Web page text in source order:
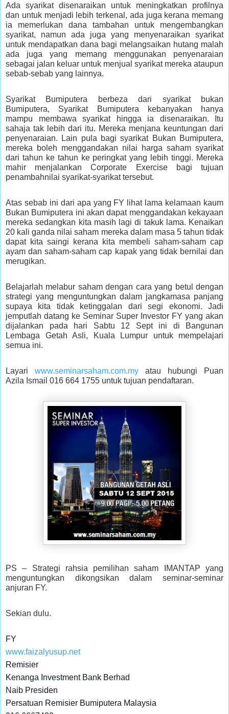
Ada syarikat disenaraikan untuk meningkatkan profilnya
dan untuk menjadi lebih terkenal, ada juga kerana memang
ia memerlukan dana tambahan untuk mengembangkan
syarikat, namun ada juga yang menyenaraikan syarikat
untuk mendapatkan dana bagi melangsaikan hutang malah
ada juga yang memang menggunakan penyenaraian
sebagai jalan keluar untuk menjual syarikat mereka ataupun
sebab-sebab yang lainnya.
Syarikat Bumiputera berbeza dari syarikat bukan
Bumiputera, Syarikat Bumiputera kebanyakan hanya
mampu membawa syarikat hingga ia disenaraikan. Itu
sahaja tak lebih dari itu. Mereka menjana keuntungan dari
penyenaraian. Lain pula bagi syarikat Bukan Bumiputera,
mereka boleh menggandakan nilai harga saham syarikat
dari tahun ke tahun ke peringkat yang lebih tinggi. Mereka
mahir menjalankan Corporate Exercise bagi tujuan
penambahnilai syarikat-syarikat tersebut.
Atas sebab ini dari apa yang FY lihat lama kelamaan kaum
Bukan Bumiputera ini akan dapat menggandakan kekayaan
mereka sedangkan kita masih lagi di takuk lama. Kenaikan
20 kali ganda nilai saham mereka dalam masa 5 tahun tidak
dapat kita saingi kerana kita membeli saham-saham cap
ayam dan saham-saham cap kapak yang tidak bernilai dan
merugikan.
Belajarlah melabur saham dengan cara yang betul dengan
strategi yang menguntungkan dalam jangkamasa panjang
supaya kita tidak ketinggalan dari segi ekonomi. Jadi
jemputlah datang ke Seminar Super Investor FY yang akan
dijalankan pada hari Sabtu 12 Sept ini di Bangunan
Lembaga Getah Asli, Kuala Lumpur untuk mempelajari
semua ini.
Layari www.seminarsaham.com.my atau hubungi Puan
Azila Ismail 016 664 1755 untuk tujuan pendaftaran.
PS – Strategi rahsia pemilihan saham IMANTAP yang
menguntungkan dikongsikan dalam seminar-seminar
anjuran FY.
Sekian dulu.
FY
www.faizalyusup.net
Remisier
Kenanga Investment Bank Berhad
Naib Presiden
Persatuan Remisier Bumiputera Malaysia